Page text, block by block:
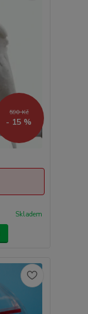
590 Kč
- 15 %
Skladem